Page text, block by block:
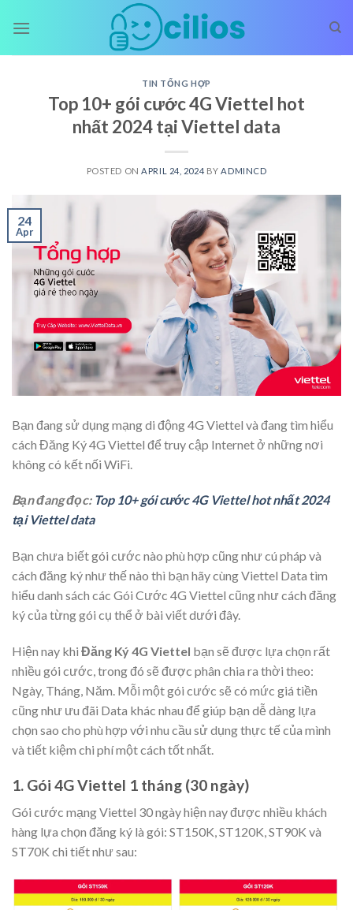
TIN TỔNG HỢP
Top 10+ gói cước 4G Viettel hot
nhất 2024 tại Viettel data
POSTED ON APRIL 24, 2024 BY ADMINCD
24
Apr
Bạn đang sử dụng mạng di động 4G Viettel và đang tìm hiểu
cách Đăng Ký 4G Viettel để truy cập Internet ở những nơi
không có kết nối WiFi.
Bạn đang đọc: Top 10+ gói cước 4G Viettel hot nhất 2024
tại Viettel data
Bạn chưa biết gói cước nào phù hợp cũng như cú pháp và
cách đăng ký như thế nào thì bạn hãy cùng Viettel Data tìm
hiểu danh sách các Gói Cước 4G Viettel cũng như cách đăng
ký của từng gói cụ thể ở bài viết dưới đây.
Hiện nay khi Đăng Ký 4G Viettel bạn sẽ được lựa chọn rất
nhiều gói cước, trong đó sẽ được phân chia ra thời theo:
Ngày, Tháng, Năm. Mỗi một gói cước sẽ có mức giá tiền
cũng như ưu đãi Data khác nhau để giúp bạn dễ dàng lựa
chọn sao cho phù hợp với nhu cầu sử dụng thực tế của mình
và tiết kiệm chi phí một cách tốt nhất.
1. Gói 4GViettel 1 tháng (30 ngày)
Gói cước mạng Viettel 30 ngày hiện nay được nhiều khách
hàng lựa chọn đăng ký là gói: ST150K, ST120K, ST90K và
ST70K chi tiết như sau: